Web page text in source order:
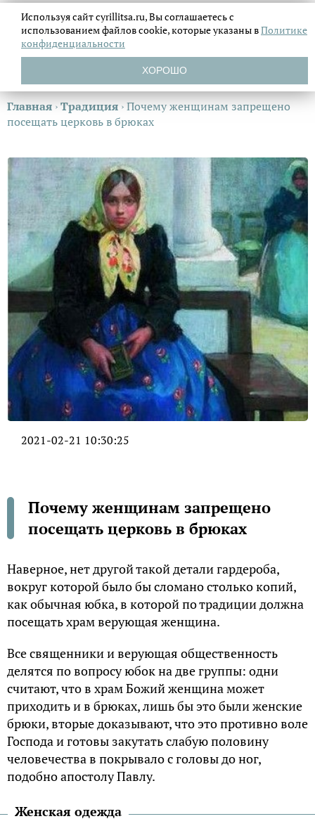
Главная ›Традиция ›Почему женщинам запрещено
посещать церковь в брюках
2021-02-21 10:30:25
Почему женщинам запрещено
посещать церковь в брюках
Наверное, нет другой такой детали гардероба,
вокруг которой было бы сломано столько копий,
как обычная юбка, в которой по традиции должна
посещать храм верующая женщина.
Все священники и верующая общественность
делятся по вопросу юбок на две группы: одни
считают, что в храм Божий женщина может
приходить и в брюках, лишь бы это были женские
брюки, вторые доказывают, что это противно воле
Господа и готовы закутать слабую половину
человечества в покрывало с головы до ног,
подобно апостолу Павлу.
Женская одежда
Используя сайт cyrillitsa.ru, Вы соглашаетесь с
использованием файловcookie, которые указаны вПолитике
конфиденциальности
ХОРОШО